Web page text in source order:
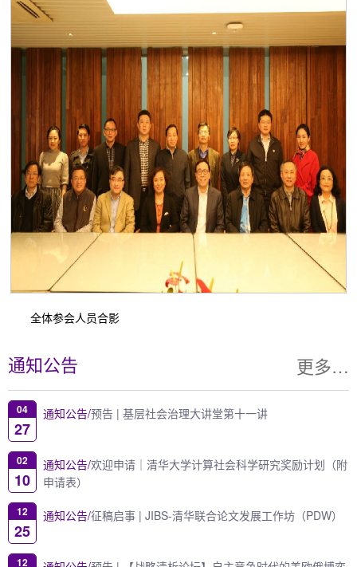
通知公告 更多…
04
27
通知公告/预告 | 基层社会治理大讲堂第十一讲
02
10
通知公告/欢迎申请｜清华大学计算社会科学研究奖励计划（附
申请表）
12
25
通知公告/征稿启事 | JIBS-清华联合论文发展工作坊（PDW）
12
全体参会人员合影